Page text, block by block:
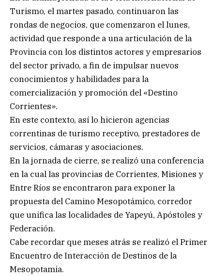
Turismo, el martes pasado, continuaron las
rondas de negocios, que comenzaron el lunes,
actividad que responde a una articulación de la
Provincia con los distintos actores y empresarios
del sector privado, a fin de impulsar nuevos
conocimientos y habilidades para la
comercialización y promoción del «Destino
Corrientes».
En este contexto, así lo hicieron agencias
correntinas de turismo receptivo, prestadores de
servicios, cámaras y asociaciones.
En la jornada de cierre, se realizó una conferencia
en la cual las provincias de Corrientes, Misiones y
Entre Ríos se encontraron para exponer la
propuesta del Camino Mesopotámico, corredor
que unifica las localidades de Yapeyú, Apóstoles y
Federación.
Cabe recordar que meses atrás se realizó el Primer
Encuentro de Interacción de Destinos de la
Mesopotamia.